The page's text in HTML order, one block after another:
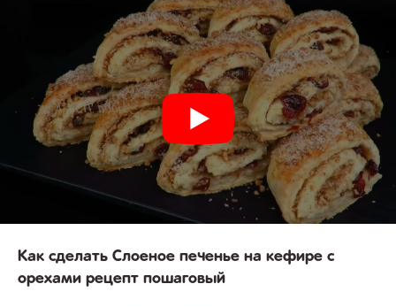
Как сделать Слоеное печенье на кефире с
орехами рецепт пошаговый